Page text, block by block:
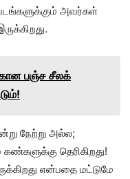
அவர்கள்
பஞ்ச சீலக்
நேற்று அல்ல;
தெரிகிறது!
என்பதை மட்டுமே